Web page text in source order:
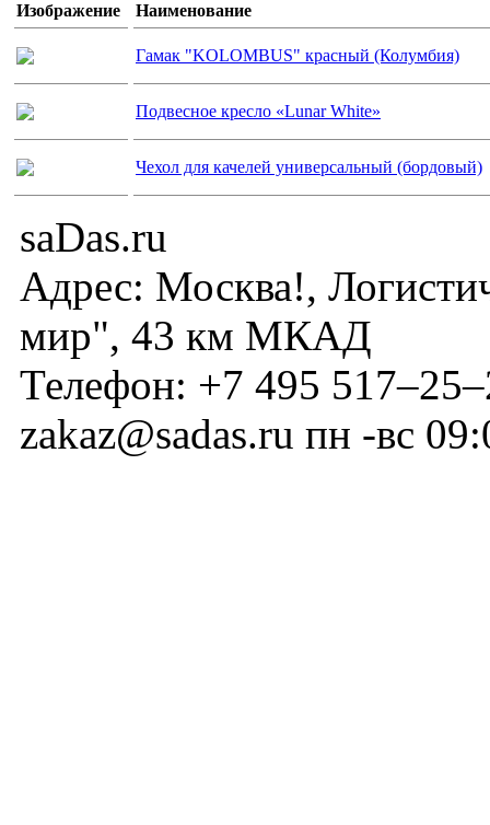
Изображение Наименование
Гамак "KOLOMBUS" красный (Колумбия)
Подвесное кресло «Lunar White»
Чехол для качелей универсальный (бордовый)
saDas.ru
Адрес: Москва!,
мир", 43 км МКАД
Телефон: +7 495
zakaz@sadas.ru пн -вс